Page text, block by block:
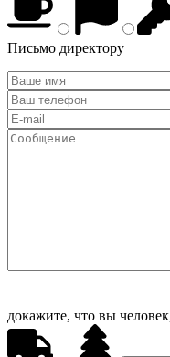
Письмо директору
докажите, что вы